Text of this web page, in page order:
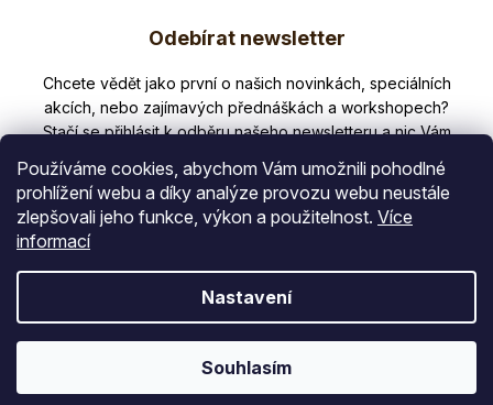
Používáme cookies, abychom Vám umožnili pohodlné
prohlížení webu a díky analýze provozu webu neustále
zlepšovali jeho funkce, výkon a použitelnost. Více
informací
Nastavení
Souhlasím
á
d
a
c
p
r
v
y
v
p
i
a
Odebírat newsletter
Nezmeškejte žádné novinky či slevy!
E-mail
Vložením e-mailu souhlasíte s